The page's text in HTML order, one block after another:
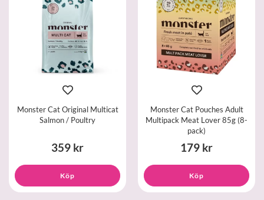
Monster Cat Original Multicat
Salmon / Poultry
359 kr
Köp
Monster Cat Pouches Adult
Multipack Meat Lover 85g (8-
pack)
179 kr
Köp